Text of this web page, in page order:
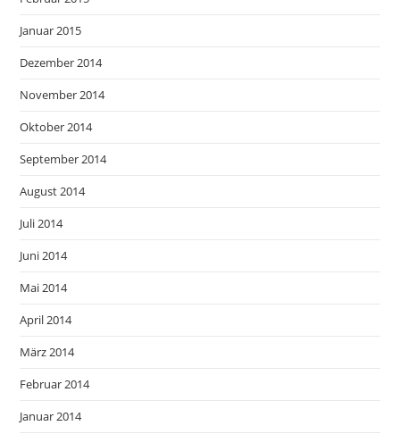
Januar 2015
Dezember 2014
November 2014
Oktober 2014
September 2014
August 2014
Juli 2014
Juni 2014
Mai 2014
April 2014
März 2014
Februar 2014
Januar 2014